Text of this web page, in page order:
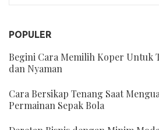
POPULER
Begini Cara Memilih Koper Untuk
dan Nyaman
Cara Bersikap Tenang Saat
Permainan Sepak Bola